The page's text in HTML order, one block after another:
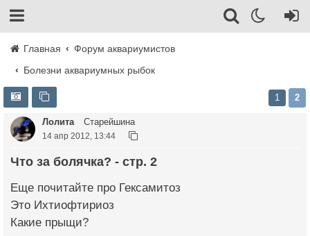
Главная
Форум аквариумистов
Болезни аквариумных рыбок
1 2
Лолита Старейшина
14 апр 2012, 13:44
Что за болячка? - стр. 2
Еще почитайте про Гексамитоз
Это Ихтиофтириоз
Какие прыщи?